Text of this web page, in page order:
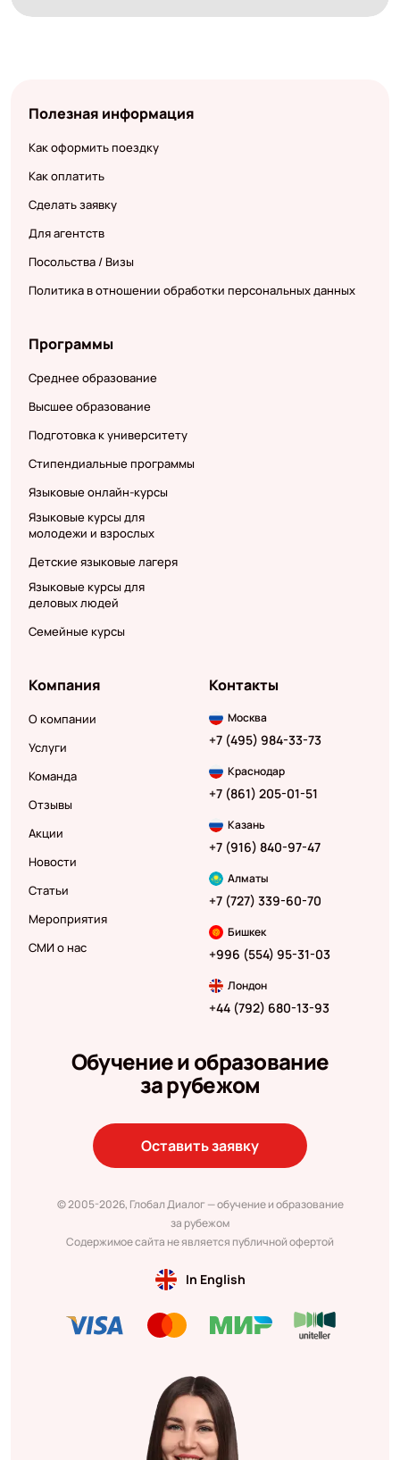
Полезная информация
Как оформить поездку
Как оплатить
Сделать заявку
Для агентств
Посольства / Визы
Политика в отношении обработки персональных данных
Программы
Среднее образование
Высшее образование
Подготовка к университету
Стипендиальные программы
Языковые онлайн-курсы
Языковые курсы для
молодежи и взрослых
Детские языковые лагеря
Языковые курсы для
деловых людей
Семейные курсы
Компания
О компании
Услуги
Команда
Отзывы
Акции
Новости
Статьи
Мероприятия
СМИ о нас
Контакты
Москва
+7 (495) 984-33-73
Краснодар
+7 (861) 205-01-51
Казань
+7 (916) 840-97-47
Алматы
+7 (727) 339-60-70
Бишкек
+996 (554) 95-31-03
Лондон
+44 (792) 680-13-93
Обучение и образование
за рубежом
Оставить заявку
© 2005-2026, Глобал Диалог — обучение и образование
за рубежом
Содержимое сайта не является публичной офертой
In English